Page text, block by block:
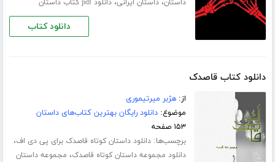
داستان،داستان ایرانی،دانلود pdf کتاب داستان
دانلود کتاب
دانلود کتاب قاصدک
از:هژبر میرتیموری
موضوع:دانلود رایگان بهترین کتاب‌های داستان
۱۵۳ صفحه
برچسب‌ها:دانلود داستان کوتاه قاصدک برای پی دی اف،
دانلود مجموعه داستان کوتاه قاصدک، مجموعه داستان